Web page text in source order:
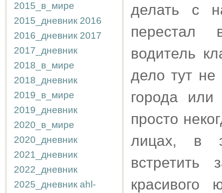
2015_в_мире
2015_дневник 2016
2016_дневник 2017
2017_дневник
2018_в_мире
2018_дневник
2019_в_мире
2019_дневник
2020_в_мире
2020_дневник
2021_дневник
2022_дневник
2025_дневник ahl-
делать с
перестал
водитель
дело тут не
города или
просто
лицах, в
встретить
красивого